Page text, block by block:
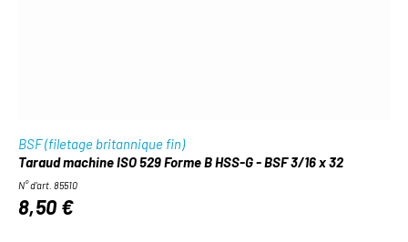
BSF (filetage britannique fin)
Taraud machine ISO 529 Forme B HSS-G - BSF 3/16 x 32
N° d'art. 85510
8,50 €